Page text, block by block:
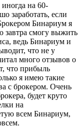
на 60-
заработать, если
Бинариум я
завтра смогу выжить
ведь Бинариум и
что не у
много отзывов о
что прибыль
я имею такие
с брокером. Очень
будет круто
на
всем Бинариум,